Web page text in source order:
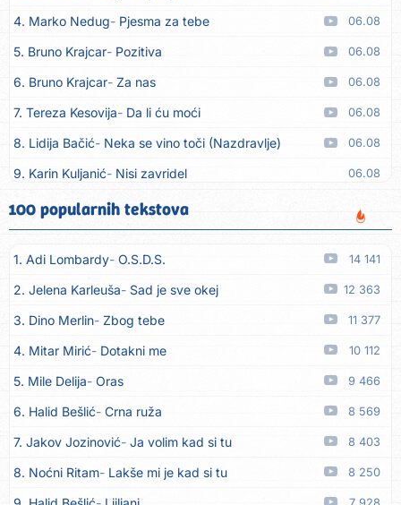
4. Marko Nedug Pjesma za tebe 06.08
5. Bruno Krajcar Pozitiva 06.08
6. Bruno Krajcar Za nas 06.08
7. Tereza Kesovija Da li ću moći 06.08
8. Lidija Bačić Neka se vino toči (Nazdravlje) 06.08
9. Karin Kuljanić Nisi zavridel 06.08
10. Tamara Brusić Nigdi ni lipo ko doma
11. Tamara Brusić Biž´mo ća 06.08
12. Rusko Richie Bila si, bila 06.08
13. Rusko Richie Ti i ja 06.08
14. Azra Husarkić Ako treba 06.08
15. Azra Husarkić Ljubavnice 06.08
16. Azra Husarkić 06.08
17. Azra Husarkić Premalo 06.08
18. Azra Husarkić Omađijana 06.08
19. Azra Husarkić Svaka žena 06.08
100 popularnih tekstova
1. Adi Lombardy O.S.D.S. 14 141
2. Jelena Karleuša Sad je sve okej 12 363
3. Dino Merlin Zbog tebe 11 377
4. Mitar Mirić Dotakni me 10 112
5. Mile Delija Oras 9 466
6. Halid Bešlić Crna ruža 8 569
7. Jakov Jozinović Ja volim kad si tu 8 403
8. Noćni Ritam Lakše mi je kad si tu 8 250